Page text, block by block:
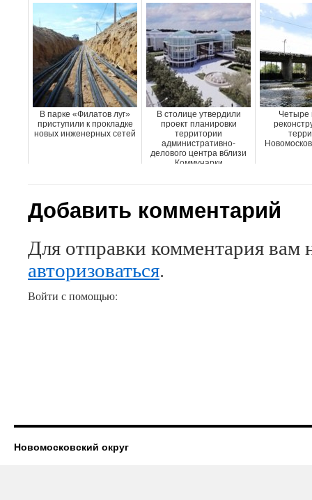
В парке «Филатов луг»
приступили к прокладке
новых инженерных сетей
В столице утвердили
проект планировки
территории
административно-
делового центра вблизи
Коммунарки
Четыре
Добавить комментарий
Для отправки комментария вам
авторизоваться.
Войти с помощью:
Новомосковский округ